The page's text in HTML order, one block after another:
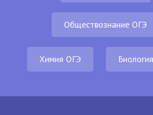
Обществознание ОГЭ
Химия ОГЭ